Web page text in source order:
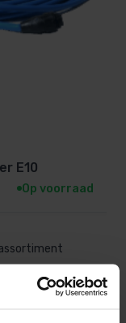
E10
Op voorraad